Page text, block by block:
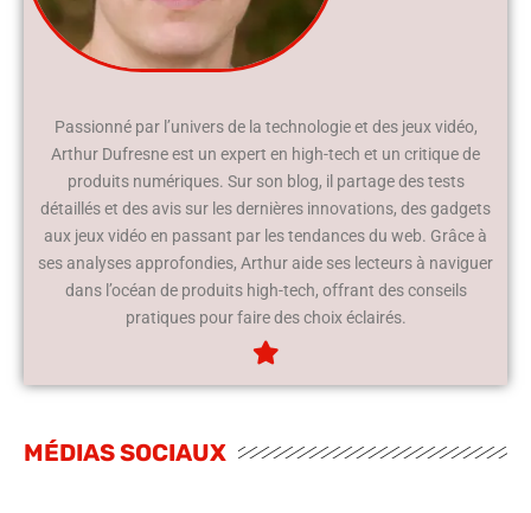
Passionné par l’univers de la technologie et des jeux vidéo,
Arthur Dufresne est un expert en high-tech et un critique de
produits numériques. Sur son blog, il partage des tests
détaillés et des avis sur les dernières innovations, des gadgets
aux jeux vidéo en passant par les tendances du web. Grâce à
ses analyses approfondies, Arthur aide ses lecteurs à naviguer
dans l’océan de produits high-tech, offrant des conseils
pratiques pour faire des choix éclairés.
MÉDIAS SOCIAUX